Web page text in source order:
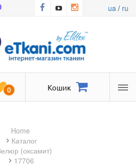
ua/ ru
0 Кошик
Home
Каталог
велюр (оксамит)
17706